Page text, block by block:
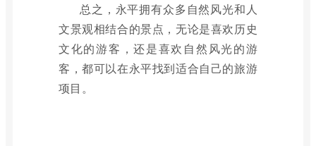
总之，永平拥有众多自然风光和人
文景观相结合的景点，无论是喜欢历史
文化的游客，还是喜欢自然风光的游
客，都可以在永平找到适合自己的旅游
项目。